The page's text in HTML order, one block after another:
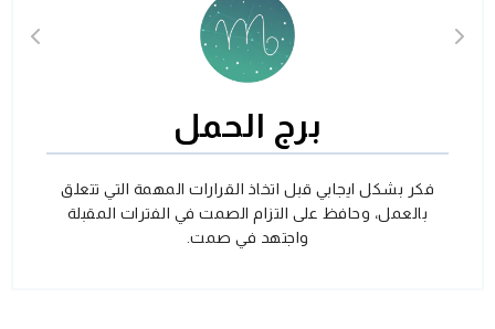
برج الحمل
فكر بشكل ايجابي قبل اتخاذ القرارات المهمة التي تتعلق
بالعمل، وحافظ على التزام الصمت في الفترات المقبلة
واجتهد في صمت.